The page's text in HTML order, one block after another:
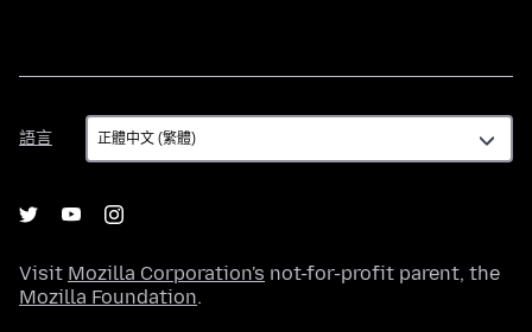
語言
語
言
Visit Mozilla Corporation's not-for-profit parent, the
Mozilla Foundation.